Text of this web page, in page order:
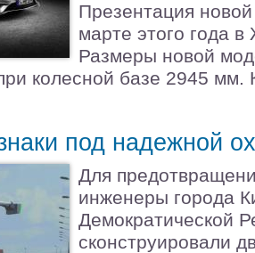
Презентация
марте этого года
Размеры новой
колесной базе 2945 мм.
под надежной
Для
инженеры города
Демократической
сконструировали